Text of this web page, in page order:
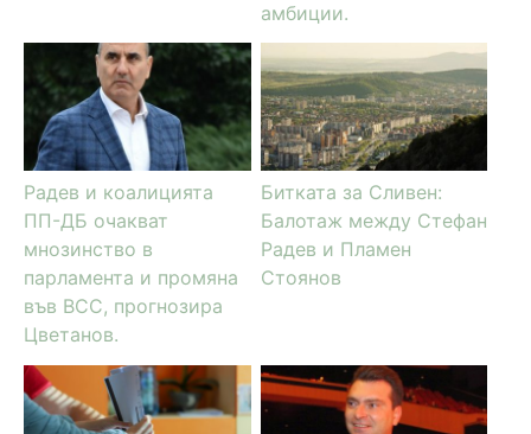
амбиции.
Радев и коалицията
ПП-ДБ очакват
мнозинство в
парламента и промяна
във ВСС, прогнозира
Цветанов.
Битката за Сливен:
Балотаж между Стефан
Радев и Пламен
Стоянов